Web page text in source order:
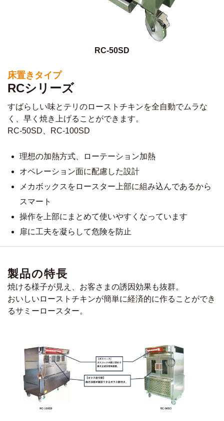
RC-50SD
床置きタイプ
RCシリーズ
すばらしい味とテリのローストチキンを全自動でムラな
く、早く焼き上げることができます。
RC-50SD、RC-100SD
理想の加熱方式、ローテーション加熱
オペレーション面に配慮した設計
メカボックスをロースター上部に組み込んであるから
スマート
操作を上部にまとめて使いやすくなっています
扉に工夫を凝らして危険を防止
製品の特長
焼ける様子が見え、お客さまの誘因効果も抜群。
おいしいローストチキンが簡単に経済的に作ることができ
るサミーロースター。